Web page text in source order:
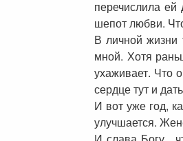
перечислила
шепот любви.
В личной жизни
мной. Хотя
ухаживает. Что
сердце тут и
И вот уже год,
улучшается.